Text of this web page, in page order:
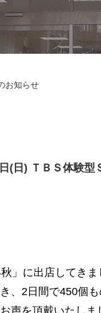
お知らせ
(日) ＴＢＳ体験
」に出店してきま
、2日間で450個
声を頂戴いたしま